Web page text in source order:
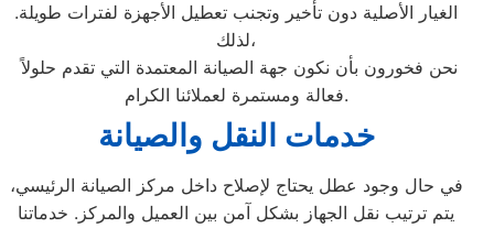
الغيار الأصلية دون تأخير وتجنب تعطيل الأجهزة لفترات طويلة.
لذلك،
نحن فخورون بأن نكون جهة الصيانة المعتمدة التي تقدم حلولاً
فعالة ومستمرة لعملائنا الكرام.
خدمات النقل والصيانة
في حال وجود عطل يحتاج لإصلاح داخل مركز الصيانة الرئيسي،
يتم ترتيب نقل الجهاز بشكل آمن بين العميل والمركز. خدماتنا